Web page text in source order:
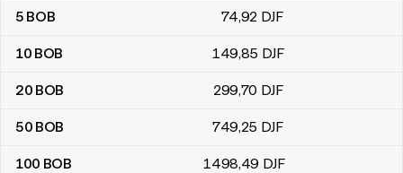
5 BOB 74,92 DJF
10 BOB 149,85 DJF
20 BOB 299,70 DJF
50 BOB 749,25 DJF
100 BOB 1498,49 DJF